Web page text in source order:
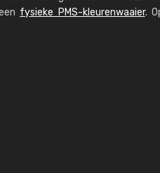
fysieke PMS-kleurenwaaier.